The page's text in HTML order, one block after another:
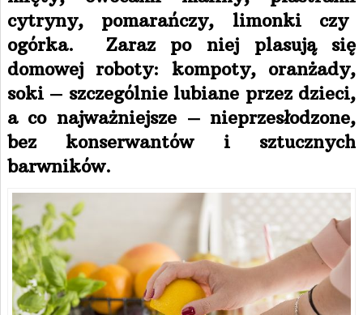
cytryny, pomarańczy, limonki czy
ogórka. Zaraz po niej plasują się
domowej roboty: kompoty, oranżady,
soki – szczególnie lubiane przez dzieci,
a co najważniejsze – nieprzesłodzone,
bez konserwantów i sztucznych
barwników.